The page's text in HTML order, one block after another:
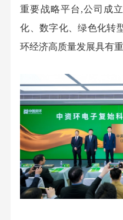
重要战略平台,公司成
化、数字化、绿色化转
环经济高质量发展具有